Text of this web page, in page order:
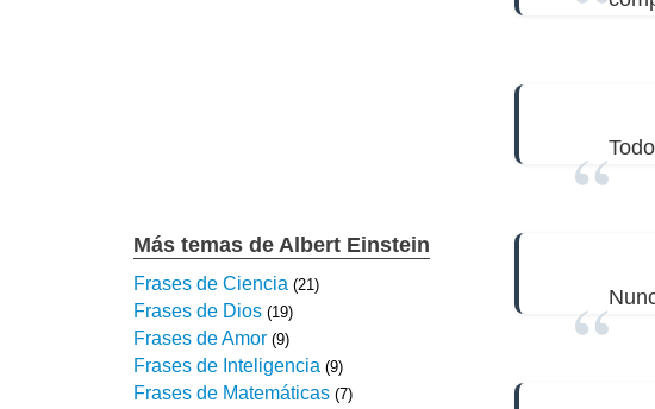
Más temas de Albert Einstein
Frases de Ciencia (21)
Frases de Dios (19)
Frases de Amor (9)
Frases de Inteligencia (9)
Frases de Matemáticas (7)